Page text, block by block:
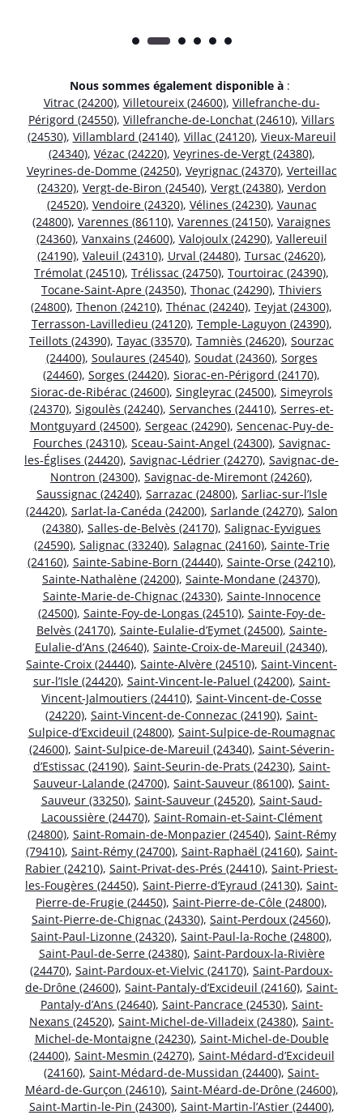
Nous sommes également disponible à :
Vitrac (24200), Villetoureix (24600), Villefranche-du-
Périgord (24550), Villefranche-de-Lonchat (24610), Villars
(24530), Villamblard (24140), Villac (24120), Vieux-Mareuil
(24340), Vézac (24220), Veyrines-de-Vergt (24380),
Veyrines-de-Domme (24250), Veyrignac (24370), Verteillac
(24320), Vergt-de-Biron (24540), Vergt (24380), Verdon
(24520), Vendoire (24320), Vélines (24230), Vaunac
(24800), Varennes (86110), Varennes (24150), Varaignes
(24360), Vanxains (24600), Valojoulx (24290), Vallereuil
(24190), Valeuil (24310), Urval (24480), Tursac (24620),
Trémolat (24510), Trélissac (24750), Tourtoirac (24390),
Tocane-Saint-Apre (24350), Thonac (24290), Thiviers
(24800), Thenon (24210), Thénac (24240), Teyjat (24300),
Terrasson-Lavilledieu (24120), Temple-Laguyon (24390),
Teillots (24390), Tayac (33570), Tamniès (24620), Sourzac
(24400), Soulaures (24540), Soudat (24360), Sorges
(24460), Sorges (24420), Siorac-en-Périgord (24170),
Siorac-de-Ribérac (24600), Singleyrac (24500), Simeyrols
(24370), Sigoulès (24240), Servanches (24410), Serres-et-
Montguyard (24500), Sergeac (24290), Sencenac-Puy-de-
Fourches (24310), Sceau-Saint-Angel (24300), Savignac-
les-Églises (24420), Savignac-Lédrier (24270), Savignac-de-
Nontron (24300), Savignac-de-Miremont (24260),
Saussignac (24240), Sarrazac (24800), Sarliac-sur-l’Isle
(24420), Sarlat-la-Canéda (24200), Sarlande (24270), Salon
(24380), Salles-de-Belvès (24170), Salignac-Eyvigues
(24590), Salignac (33240), Salagnac (24160), Sainte-Trie
(24160), Sainte-Sabine-Born (24440), Sainte-Orse (24210),
Sainte-Nathalène (24200), Sainte-Mondane (24370),
Sainte-Marie-de-Chignac (24330), Sainte-Innocence
(24500), Sainte-Foy-de-Longas (24510), Sainte-Foy-de-
Belvès (24170), Sainte-Eulalie-d’Eymet (24500), Sainte-
Eulalie-d’Ans (24640), Sainte-Croix-de-Mareuil (24340),
Sainte-Croix (24440), Sainte-Alvère (24510), Saint-Vincent-
sur-l’Isle (24420), Saint-Vincent-le-Paluel (24200), Saint-
Vincent-Jalmoutiers (24410), Saint-Vincent-de-Cosse
(24220), Saint-Vincent-de-Connezac (24190), Saint-
Sulpice-d’Excideuil (24800), Saint-Sulpice-de-Roumagnac
(24600), Saint-Sulpice-de-Mareuil (24340), Saint-Séverin-
d’Estissac (24190), Saint-Seurin-de-Prats (24230), Saint-
Sauveur-Lalande (24700), Saint-Sauveur (86100), Saint-
Sauveur (33250), Saint-Sauveur (24520), Saint-Saud-
Lacoussière (24470), Saint-Romain-et-Saint-Clément
(24800), Saint-Romain-de-Monpazier (24540), Saint-Rémy
(79410), Saint-Rémy (24700), Saint-Raphaël (24160), Saint-
Rabier (24210), Saint-Privat-des-Prés (24410), Saint-Priest-
les-Fougères (24450), Saint-Pierre-d’Eyraud (24130), Saint-
Pierre-de-Frugie (24450), Saint-Pierre-de-Côle (24800),
Saint-Pierre-de-Chignac (24330), Saint-Perdoux (24560),
Saint-Paul-Lizonne (24320), Saint-Paul-la-Roche (24800),
Saint-Paul-de-Serre (24380), Saint-Pardoux-la-Rivière
(24470), Saint-Pardoux-et-Vielvic (24170), Saint-Pardoux-
de-Drône (24600), Saint-Pantaly-d’Excideuil (24160), Saint-
Pantaly-d’Ans (24640), Saint-Pancrace (24530), Saint-
Nexans (24520), Saint-Michel-de-Villadeix (24380), Saint-
Michel-de-Montaigne (24230), Saint-Michel-de-Double
(24400), Saint-Mesmin (24270), Saint-Médard-d’Excideuil
(24160), Saint-Médard-de-Mussidan (24400), Saint-
Méard-de-Gurçon (24610), Saint-Méard-de-Drône (24600),
Saint-Martin-le-Pin (24300), Saint-Martin-l’Astier (24400),